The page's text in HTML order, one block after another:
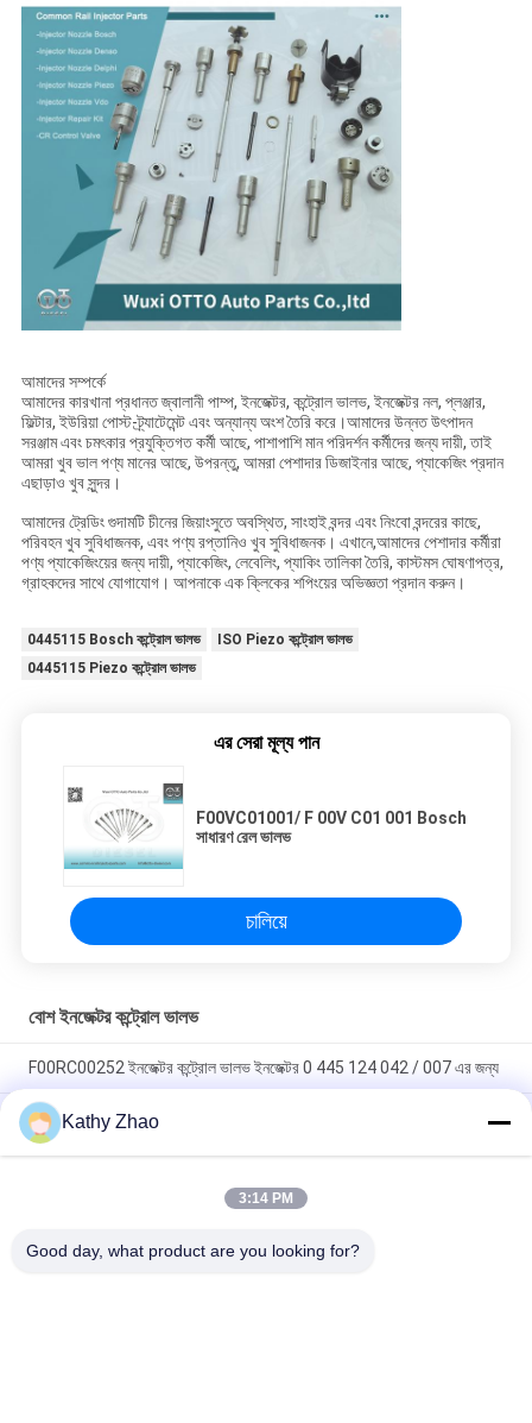
আমাদের সম্পর্কে
আমাদের কারখানা প্রধানত জ্বালানী পাম্প, ইনজেক্টর, কন্ট্রোল ভালভ, ইনজেক্টর নল, প্লঞ্জার,
ফিল্টার, ইউরিয়া পোস্ট-ট্র্যাটেমেন্ট এবং অন্যান্য অংশ তৈরি করে।আমাদের উন্নত উৎপাদন
সরঞ্জাম এবং চমৎকার প্রযুক্তিগত কর্মী আছে, পাশাপাশি মান পরিদর্শন কর্মীদের জন্য দায়ী, তাই
আমরা খুব ভাল পণ্য মানের আছে, উপরন্তু, আমরা পেশাদার ডিজাইনার আছে, প্যাকেজিং প্রদান
এছাড়াও খুব সুন্দর।
আমাদের ট্রেডিং গুদামটি চীনের জিয়াংসুতে অবস্থিত, সাংহাই বন্দর এবং নিংবো বন্দরের কাছে,
পরিবহন খুব সুবিধাজনক, এবং পণ্য রপ্তানিও খুব সুবিধাজনক। এখানে,আমাদের পেশাদার কর্মীরা
পণ্য প্যাকেজিংয়ের জন্য দায়ী, প্যাকেজিং, লেবেলিং, প্যাকিং তালিকা তৈরি, কাস্টমস ঘোষণাপত্র,
গ্রাহকদের সাথে যোগাযোগ। আপনাকে এক ক্লিকের শপিংয়ের অভিজ্ঞতা প্রদান করুন।
0445115 Bosch কন্ট্রোল ভালভ
ISO Piezo কন্ট্রোল ভালভ
0445115 Piezo কন্ট্রোল ভালভ
এর সেরা মূল্য পান
F00VC01001/ F 00V C01 001 Bosch
সাধারণ রেল ভালভ
চালিয়ে
বোশ ইনজেক্টর কন্ট্রোল ভালভ
F00RC00252 ইনজেক্টর কন্ট্রোল ভালভ ইনজেক্টর 0 445 124 042 / 007 এর জন্য
প্রিমিয়াম কোয়ালিটি F00ZC01309 কমন রেল ভালভ সেট - টেকসই ডিজেল ইঞ্জিন খুচরা
যন্ত্রাংশ
সাধারণ রেল ইনজেক্টর কন্ট্রোল ভালভ অ্যাসেম্বলি F00VC01538 ইনজেক্টর কন্ট্রোল
ভালভ F 00V C01 538 ইনজেক্টর 0 445 110 653/ 654 এর জন্য উপযুক্ত
Kathy Zhao
3:14 PM
Good day, what product are you looking for?